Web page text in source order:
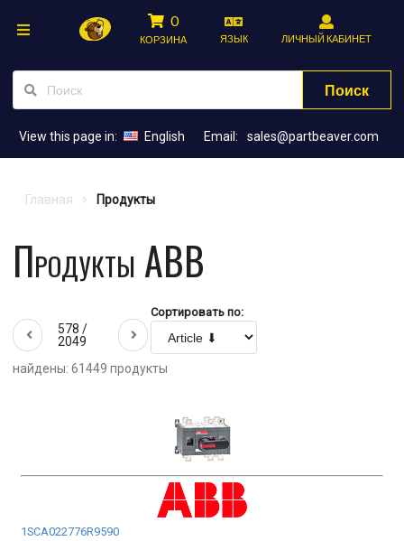
0
КОРЗИНА ЯЗЫК ЛИЧНЫЙ КАБИНЕТ
Поиск
View this page in: English Email: sales@partbeaver.com
Главная Продукты
Продукты ABB
578 /
2049
Сортировать по:
найдены: 61449 продукты
1SCA022776R9590